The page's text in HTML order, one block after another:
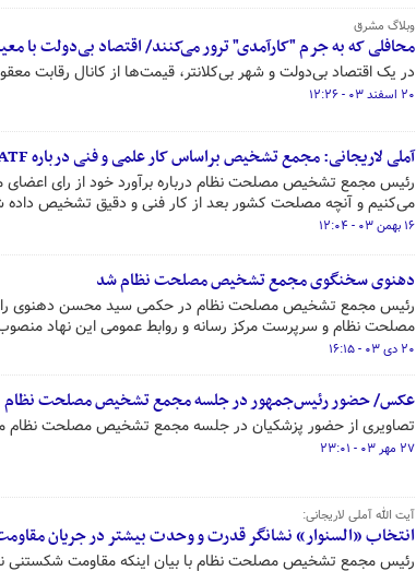
وبلاگ مشرق
محافلی که به جرم "کارآمدی" ترور می‌کنند/ اقتصاد بی‌دولت با
در یک اقتصاد بی‌دولت و شهر بی‌کلانتر، قیمت‌ها از کانال رقابت
۲۰ اسفند ۰۳ - ۱۲:۲۶
آملی لاریجانی: مجمع تشخیص براساس کار علمی و فنی درباره FATF تصمیم می‌گیرد
می‌کنیم و آنچه مصلحت کشور بعد از کار فنی و دقیق تشخیص داده
۱۶ بهمن ۰۳ - ۱۲:۰۴
دهنوی سخنگوی مجمع تشخیص مصلحت نظام شد
رئیس مجمع تشخیص مصلحت نظام در حکمی سید محسن دهنوی
مصلحت نظام و سرپرست مرکز رسانه و روابط عمومی این نهاد
۲۰ دی ۰۳ - ۱۶:۱۵
عکس/ حضور رئیس‌جمهور در جلسه مجمع تشخیص مصلحت نظام
تصاویری از حضور پزشکیان در جلسه مجمع تشخیص مصلحت نظام
۲۷ مهر ۰۳ - ۲۳:۰۱
آیت الله آملی لاریجانی:
انتخاب «السنوار» نشانگر قدرت و وحدت بیشتر در جریان
رئیس مجمع تشخیص مصلحت نظام با بیان اینکه مقاومت شکستنی